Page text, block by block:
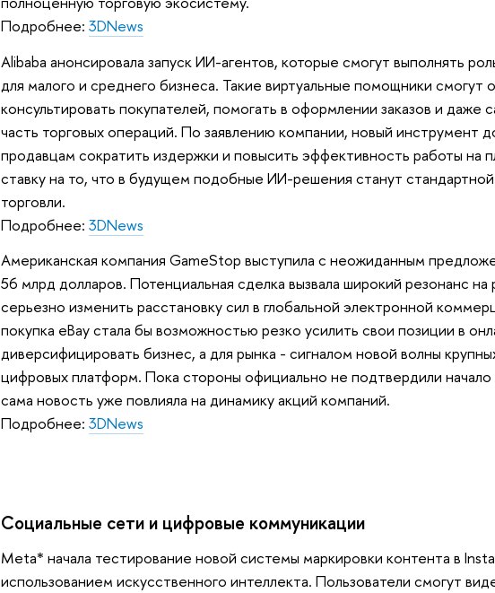
Подробнее: 3DNews
Alibaba анонсировала запуск ИИ-агентов, которые смогут выполнять
для малого и среднего бизнеса. Такие виртуальные помощники смогут
консультировать покупателей, помогать в оформлении заказов и даже
часть торговых операций. По заявлению компании, новый инструмент
продавцам сократить издержки и повысить эффективность работы на
ставку на то, что в будущем подобные ИИ-решения станут
торговли.
Подробнее: 3DNews
Американская компания GameStop выступила с неожиданным
56 млрд долларов. Потенциальная сделка вызвала широкий резонанс
серьезно изменить расстановку сил в глобальной электронной
покупка eBay стала бы возможностью резко усилить свои позиции в
диверсифицировать бизнес, а для рынка - сигналом новой волны
цифровых платформ. Пока стороны официально не подтвердили
сама новость уже повлияла на динамику акций компаний.
Подробнее: 3DNews
Социальные сети и цифровые коммуникации
Meta* начала тестирование новой системы маркировки контента в
использованием искусственного интеллекта. Пользователи смогут